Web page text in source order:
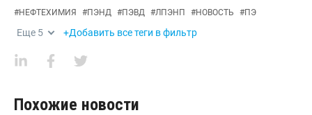
#НЕФТЕХИМИЯ #ПЭНД #ПЭВД #ЛПЭНП #НОВОСТЬ #ПЭ
Еще 5 +Добавить все теги в фильтр
Похожие новости